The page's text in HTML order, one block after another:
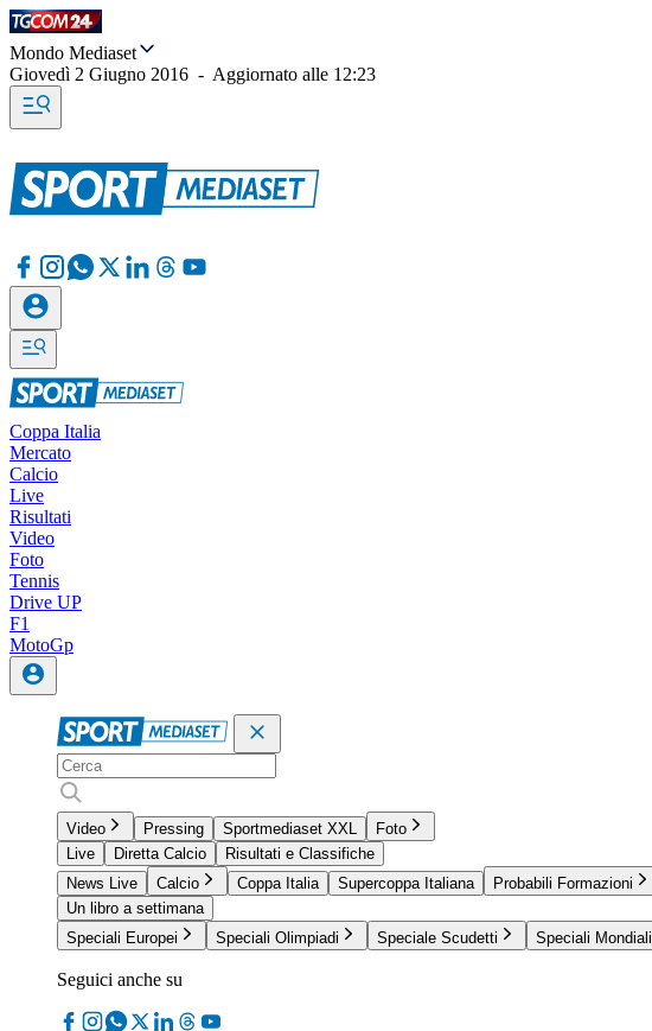
Mondo Mediaset
Giovedì 2 Giugno 2016 - Aggiornato alle 12:23
Coppa Italia
Mercato
Calcio
Live
Risultati
Video
Foto
Tennis
Drive UP
F1
MotoGp
Video Pressing Sportmediaset XXL
Foto
Live
Diretta Calcio
Risultati e Classifiche
News Live
Calcio Coppa Italia Supercoppa Italiana Probabili Formazioni
Un libro a settimana
Speciali Europei
Speciali Olimpiadi Speciale Scudetti Speciali Mondiali
Seguici anche su